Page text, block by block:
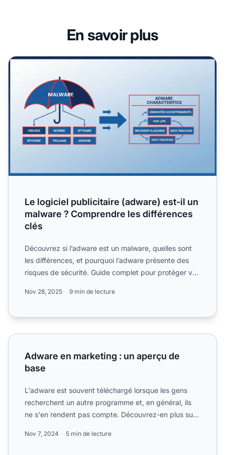
En savoir plus
Le logiciel publicitaire (adware) est-il un malware ?
Le logiciel publicitaire (adware) est-il un
malware ? Comprendre les différences
clés
Découvrez si l’adware est un malware, quelles sont
les différences, et pourquoi l’adware présente des
risques de sécurité. Guide complet pour protéger vos
Nov 28, 2025 9 min de lecture
Adware en marketing : un aperçu de base
Adware en marketing : un aperçu de
base
L'adware est souvent téléchargé lorsque les gens
recherchent un autre programme et, en général, ils
ne s'en rendent pas compte. Découvrez-en plus sur
Nov 7, 2024 5 min de lecture